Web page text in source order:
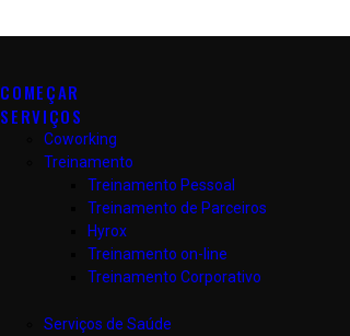
COMEÇAR
SERVIÇOS
Coworking
Treinamento
Treinamento Pessoal
Treinamento de Parceiros
Hyrox
Treinamento on-line
Treinamento Corporativo
Serviços de Saúde